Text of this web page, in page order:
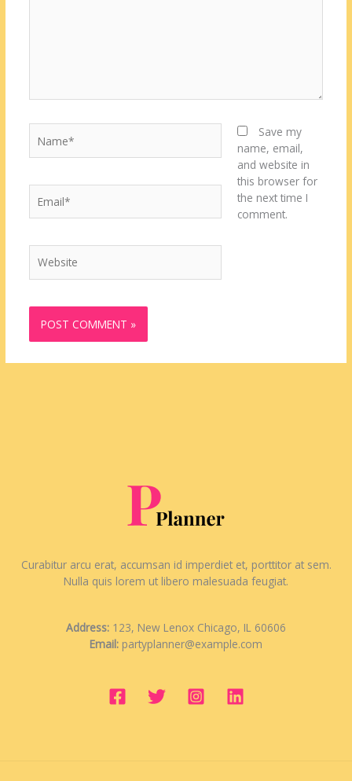
Save my
name, email,
and website in
this browser for
the next time I
comment.
Curabitur arcu erat, accumsan id imperdiet et, porttitor at sem.
Nulla quis lorem ut libero malesuada feugiat.
Address: 123, New Lenox Chicago, IL 60606
Email: partyplanner@example.com